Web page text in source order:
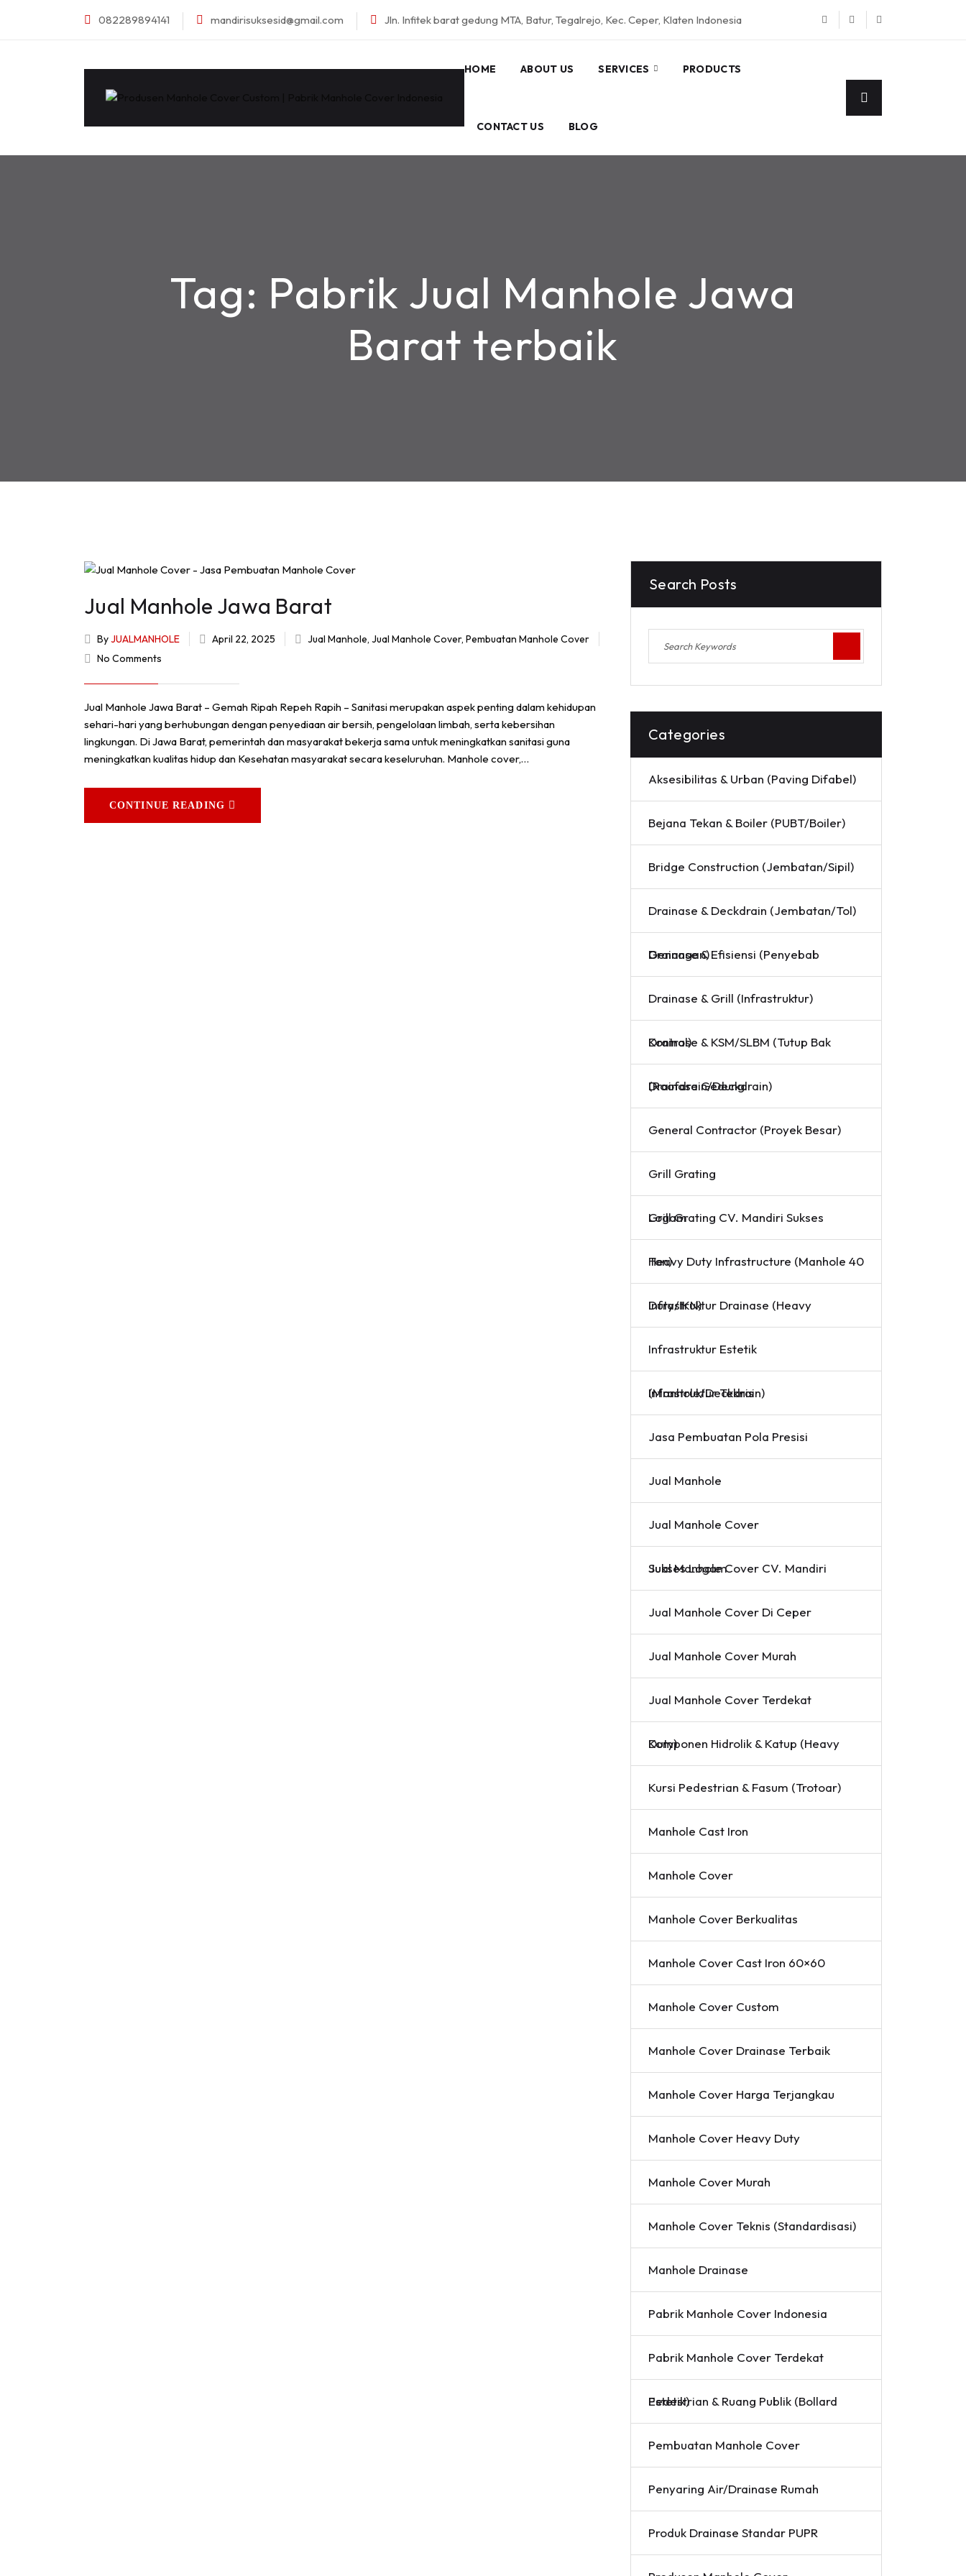
082289894141 mandirisuksesid@gmail.com Jln. Infitek barat gedung MTA, Batur, Tegalrejo, Kec. Ceper, Klaten Indonesia
HOME ABOUT US SERVICES PRODUCTS
CONTACT US BLOG
Tag: Pabrik Jual Manhole Jawa
Barat terbaik
Jual Manhole Jawa Barat
ByJUALMANHOLE April 22, 2025 Jual Manhole, Jual Manhole Cover, Pembuatan Manhole Cover
No Comments
Jual Manhole Jawa Barat – Gemah Ripah Repeh Rapih – Sanitasi merupakan aspek penting dalam kehidupan
sehari-hari yang berhubungan dengan penyediaan air bersih, pengelolaan limbah, serta kebersihan
lingkungan. Di Jawa Barat, pemerintah dan masyarakat bekerja sama untuk meningkatkan sanitasi guna
meningkatkan kualitas hidup dan Kesehatan masyarakat secara keseluruhan. Manhole cover,…
CONTINUE READING
Search Posts
Categories
Aksesibilitas & Urban (Paving Difabel)
Bejana Tekan & Boiler (PUBT/Boiler)
Bridge Construction (Jembatan/Sipil)
Drainase & Deckdrain (Jembatan/Tol)
Drainase & Efisiensi (Penyebab Genangan)
Drainase & Grill (Infrastruktur)
Drainase & KSM/SLBM (Tutup Bak Kontrol)
Drainase Gedung (Roofdrain/Deckdrain)
General Contractor (Proyek Besar)
Grill Grating
Grill Grating CV. Mandiri Sukses Logam
Heavy Duty Infrastructure (Manhole 40 Ton)
Infrastruktur Drainase (Heavy Duty/IKN)
Infrastruktur Estetik
Infrastruktur Teknis (Manhole/Deckdrain)
Jasa Pembuatan Pola Presisi
Jual Manhole
Jual Manhole Cover
Jual Manhole Cover CV. Mandiri Sukses Logam
Jual Manhole Cover Di Ceper
Jual Manhole Cover Murah
Jual Manhole Cover Terdekat
Komponen Hidrolik & Katup (Heavy Duty)
Kursi Pedestrian & Fasum (Trotoar)
Manhole Cast Iron
Manhole Cover
Manhole Cover Berkualitas
Manhole Cover Cast Iron 60×60
Manhole Cover Custom
Manhole Cover Drainase Terbaik
Manhole Cover Harga Terjangkau
Manhole Cover Heavy Duty
Manhole Cover Murah
Manhole Cover Teknis (Standardisasi)
Manhole Drainase
Pabrik Manhole Cover Indonesia
Pabrik Manhole Cover Terdekat
Pedestrian & Ruang Publik (Bollard Estetik)
Pembuatan Manhole Cover
Penyaring Air/Drainase Rumah
Produk Drainase Standar PUPR